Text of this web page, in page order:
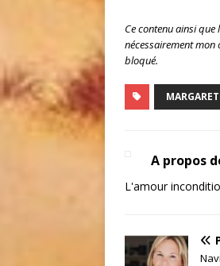
Ce contenu ainsi
nécessairement
bloqué.
A propos
L'amour